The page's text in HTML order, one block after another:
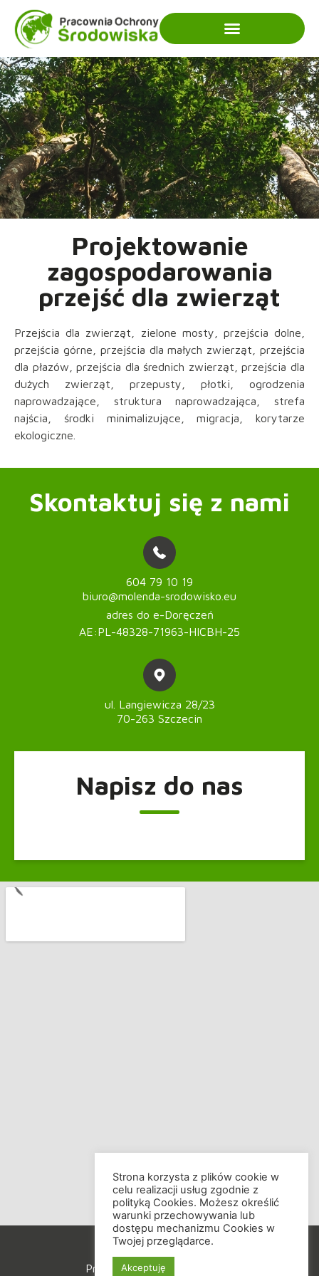
Projektowanie
zagospodarowania
przejść dla zwierząt
Przejścia dla zwierząt, zielone mosty, przejścia dolne,
przejścia górne, przejścia dla małych zwierząt, przejścia
dla płazów, przejścia dla średnich zwierząt, przejścia dla
dużych zwierząt, przepusty, płotki, ogrodzenia
naprowadzające, struktura naprowadzająca, strefa
najścia, środki minimalizujące, migracja, korytarze
ekologiczne.
Skontaktuj się z nami
604 79 10 19
biuro@molenda-srodowisko.eu
adres do e-Doręczeń
AE:PL-48328-71963-HICBH-25
ul. Langiewicza 28/23
70-263 Szczecin
Napisz do nas
Projekt i wdrożenie
Strona korzysta z plików cookie w
celu realizacji usług zgodnie z
polityką Cookies. Możesz określić
warunki przechowywania lub
dostępu mechanizmu Cookies w
Twojej przeglądarce.
Akceptuję